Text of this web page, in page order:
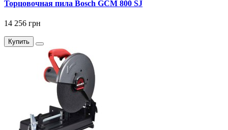
Торцовочная пила Bosch GCM 800 SJ
14 256 грн
Купить